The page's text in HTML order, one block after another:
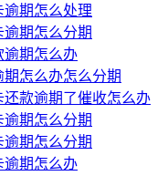
期怎么处理
期怎么分期
逾期怎么办
怎么办怎么分期
款逾期了催收怎么办
期怎么分期
期怎么分期
逾期怎么办